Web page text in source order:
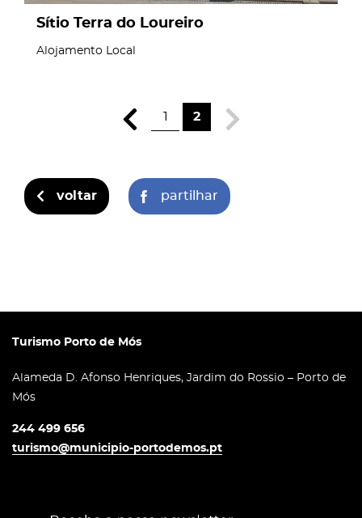
Sítio Terra do Loureiro
Alojamento Local
1 2
voltar partilhar
Turismo Porto de Mós
Alameda D. Afonso Henriques, Jardim do Rossio – Porto de
Mós
244 499 656
turismo@municipio-portodemos.pt